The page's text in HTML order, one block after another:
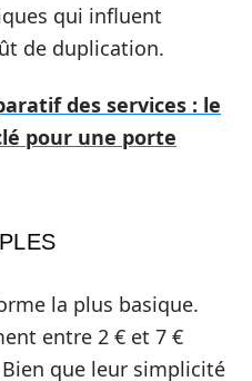
qui influent
de duplication.
des services : le
pour une porte
la plus basique.
entre 2 € et 7 €
que leur simplicité